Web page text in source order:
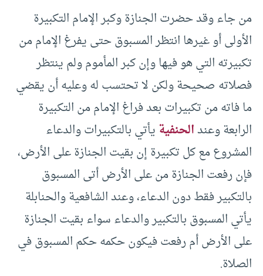
من جاء وقد حضرت الجنازة وكبر الإمام التكبيرة
الأولى أو غيرها انتظر المسبوق حتى يفرغ الإمام من
تكبيرته التي هو فيها وإن كبر المأموم ولم ينتظر
فصلاته صحيحة ولكن لا تحتسب له وعليه أن يقضي
ما فاته من تكبيرات بعد فراغ الإمام من التكبيرة
الرابعة وعندالحنفيةيأتي بالتكبيرات والدعاء
المشروع مع كل تكبيرة إن بقيت الجنازة على الأرض،
فإن رفعت الجنازة من على الأرض أتى المسبوق
بالتكبير فقط دون الدعاء، وعند الشافعية والحنابلة
يأتي المسبوق بالتكبير والدعاء سواء بقيت الجنازة
على الأرض أم رفعت فيكون حكمه حكم المسبوق في
الصلاة.